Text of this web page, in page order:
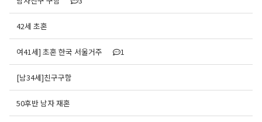
42세 초혼
여41세] 초혼 한국 서울거주 1
[남34세]친구구함
50후반 남자 재혼